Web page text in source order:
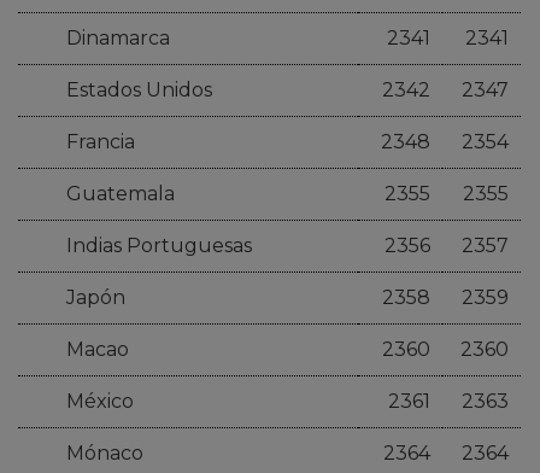
Dinamarca 2341 2341
Estados Unidos 2342 2347
Francia 2348 2354
Guatemala 2355 2355
Indias Portuguesas 2356 2357
Japón 2358 2359
Macao 2360 2360
México 2361 2363
Mónaco 2364 2364